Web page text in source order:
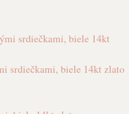
srdiečkami, biele 14kt zlato